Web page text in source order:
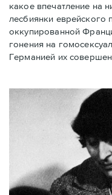
какое впечатление на
лесбиянки
оккупированной
гонения на
Германией их